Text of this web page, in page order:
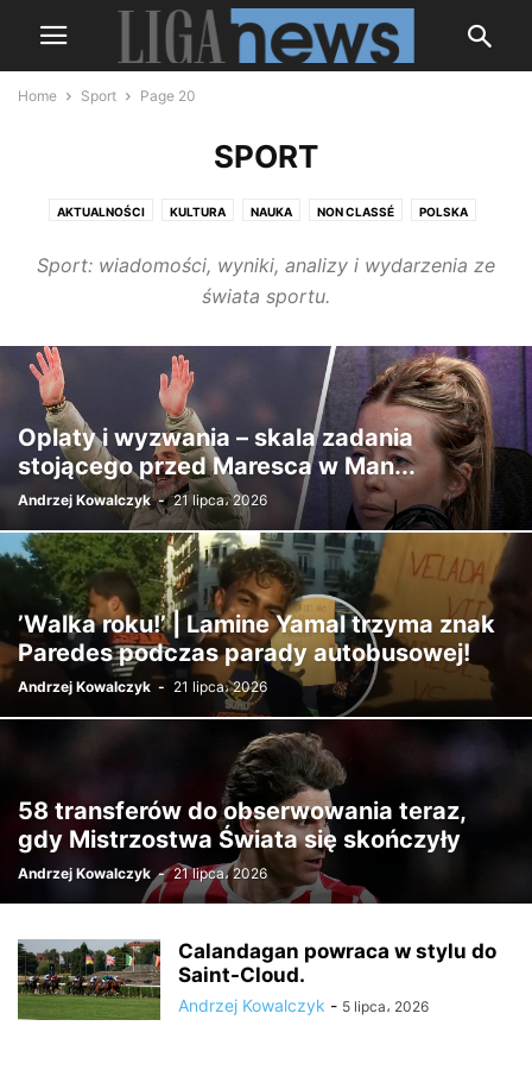
Home Sport Page 20
SPORT
AKTUALNOŚCI KULTURA NAUKA NON CLASSÉ POLSKA
Sport: wiadomości, wyniki, analizy i wydarzenia ze
świata sportu.
Oplaty i wyzwania – skala zadania
stojącego przed Maresca w Man...
Andrzej Kowalczyk - 21 lipca، 2026
’Walka roku!’ | Lamine Yamal trzyma znak
Paredes podczas parady autobusowej!
Andrzej Kowalczyk - 21 lipca، 2026
58 transferów do obserwowania teraz,
gdy Mistrzostwa Świata się skończyły
Andrzej Kowalczyk - 21 lipca، 2026
Calandagan powraca w stylu do
Saint-Cloud.
Andrzej Kowalczyk - 5 lipca، 2026